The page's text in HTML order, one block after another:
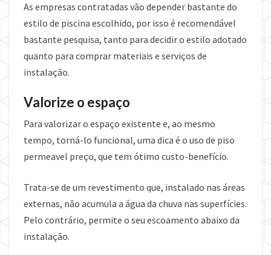
As empresas contratadas vão depender bastante do
estilo de piscina escolhido, por isso é recomendável
bastante pesquisa, tanto para decidir o estilo adotado
quanto para comprar materiais e serviços de
instalação.
Valorize o espaço
Para valorizar o espaço existente e, ao mesmo
tempo, torná-lo funcional, uma dica é o uso de piso
permeavel preço, que tem ótimo custo-benefício.
Trata-se de um revestimento que, instalado nas áreas
externas, não acumula a água da chuva nas superfícies.
Pelo contrário, permite o seu escoamento abaixo da
instalação.